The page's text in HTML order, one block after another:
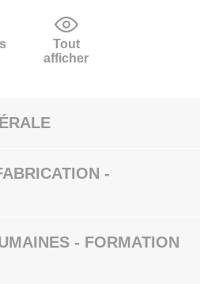
Tout
afficher
-
- FORMATION